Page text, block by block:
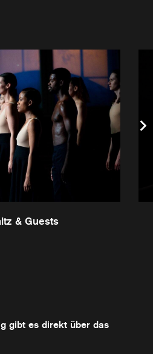
& Guests
gibt es direkt über das